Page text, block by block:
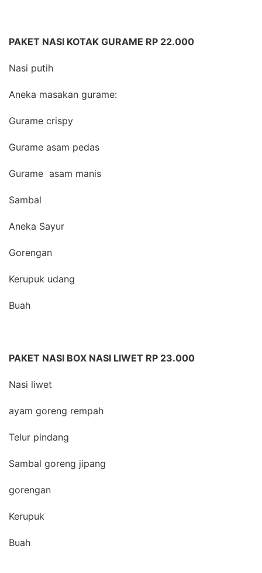
PAKET NASI KOTAK GURAME RP 22.000
Nasi putih
Aneka masakan gurame:
Gurame crispy
Gurame asam pedas
Gurame asam manis
Sambal
Aneka Sayur
Gorengan
Kerupuk udang
Buah
PAKET NASI BOX NASI LIWET RP 23.000
Nasi liwet
ayam goreng rempah
Telur pindang
Sambal goreng jipang
gorengan
Kerupuk
Buah